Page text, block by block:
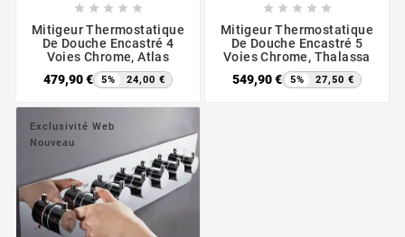
    
Mitigeur Thermostatique
De Douche Encastré 4
Voies Chrome, Atlas
479,90 €
5% 24,00 €
    
Mitigeur Thermostatique
De Douche Encastré 5
Voies Chrome, Thalassa
549,90 €
5% 27,50 €
Exclusivité Web
Nouveau